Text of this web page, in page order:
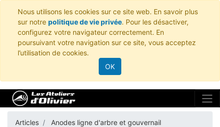
Nous utilisons les cookies sur ce site web. En savoir plus
sur notre politique de vie privée. Pour les désactiver,
configurez votre navigateur correctement. En
poursuivant votre navigation sur ce site, vous acceptez
l’utilisation de cookies.
OK
Articles
Anodes ligne d'arbre et gouvernail